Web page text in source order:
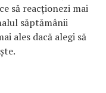
să reacționezi mai
săptămânii
ales dacă alegi să